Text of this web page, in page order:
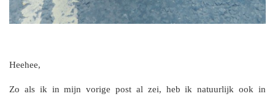
Heehee,
Zo als ik in mijn vorige post al zei, heb ik natuurlijk ook in